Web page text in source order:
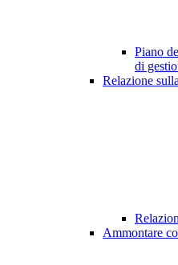
Piano
di
Relazione
Ammontare